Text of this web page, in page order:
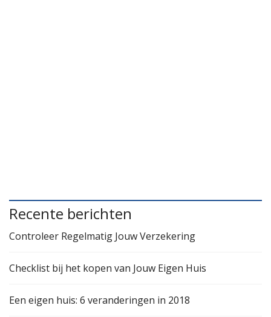
Recente berichten
Controleer Regelmatig Jouw Verzekering
Checklist bij het kopen van Jouw Eigen Huis
Een eigen huis: 6 veranderingen in 2018